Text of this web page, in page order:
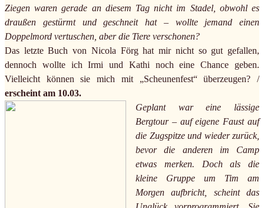
Ziegen waren gerade an diesem Tag nicht im Stadel, obwohl es
draußen gestürmt und geschneit hat – wollte jemand einen
Doppelmord vertuschen, aber die Tiere verschonen?
Das letzte Buch von Nicola Förg hat mir nicht so gut gefallen,
dennoch wollte ich Irmi und Kathi noch eine Chance geben.
Vielleicht können sie mich mit „Scheunenfest“ überzeugen? /
erscheint am 10.03.
Geplant war eine lässige
Bergtour – auf eigene Faust auf
die Zugspitze und wieder zurück,
bevor die anderen im Camp
etwas merken. Doch als die
kleine Gruppe um Tim am
Morgen aufbricht, scheint das